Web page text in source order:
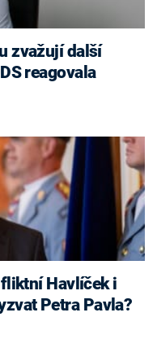
reagovala
Petra Pavla?